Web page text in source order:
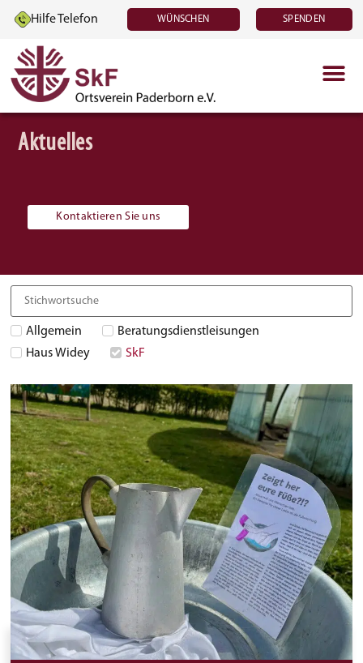
Hilfe Telefon WÜNSCHEN SPENDEN
Aktuelles
Kontaktieren Sie uns
Allgemein
Beratungsdienstleisungen
Haus Widey
SkF